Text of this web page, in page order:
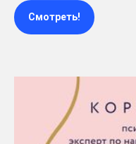
Смотреть!